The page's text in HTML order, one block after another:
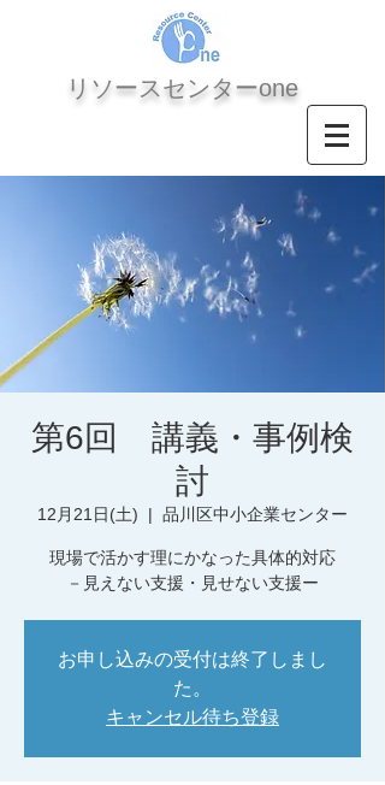
​リソースセンターone
第6回 講義・事例検
討
12月21日(土)
  |
品川区中小企業センター
現場で活かす理にかなった具体的対応
－見えない支援・見せない支援ー
お申し込みの受付は終了しまし
た。
キャンセル待ち登録